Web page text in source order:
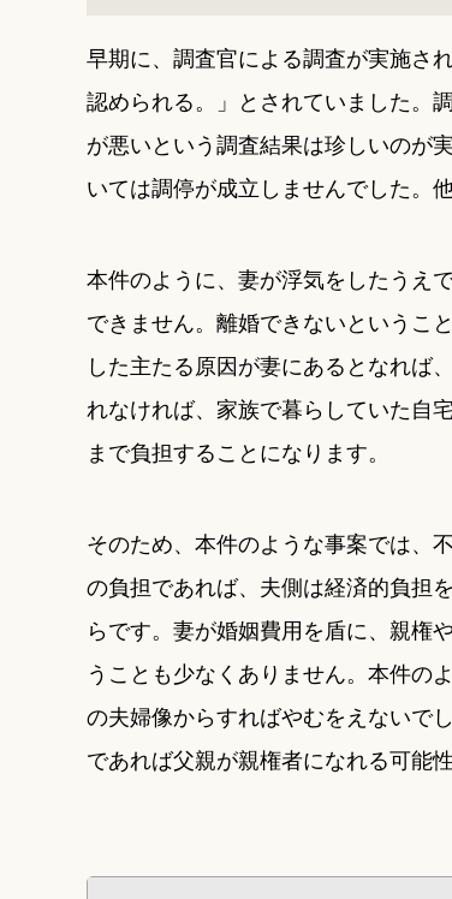
早期に、調査官による調査が実施さ
認められる。」とされていました。
が悪いという調査結果は珍しいのが
いては調停が成立しませんでした。
本件のように、妻が浮気をしたうえ
できません。離婚できないというこ
した主たる原因が妻にあるとなれば
れなければ、家族で暮らしていた自
まで負担することになります。
そのため、本件のような事案では、
の負担であれば、夫側は経済的負担
らです。妻が婚姻費用を盾に、親権
うことも少なくありません。本件の
の夫婦像からすればやむをえないで
であれば父親が親権者になれる可能